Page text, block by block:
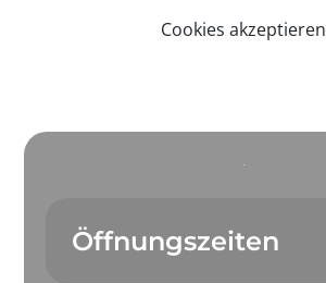
Cookies akzeptieren
Öffnungszeiten